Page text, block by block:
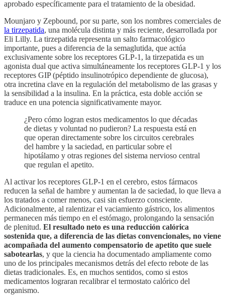
aprobado específicamente para el tratamiento de la obesidad.
Mounjaro y Zepbound, por su parte, son los nombres comerciales de
la tirzepatida, una molécula distinta y más reciente, desarrollada por
Eli Lilly. La tirzepatida representa un salto farmacológico
importante, pues a diferencia de la semaglutida, que actúa
exclusivamente sobre los receptores GLP-1, la tirzepatida es un
agonista dual que activa simultáneamente los receptores GLP-1 y los
receptores GIP (péptido insulinotrópico dependiente de glucosa),
otra incretina clave en la regulación del metabolismo de las grasas y
la sensibilidad a la insulina. En la práctica, esta doble acción se
traduce en una potencia significativamente mayor.
¿Pero cómo logran estos medicamentos lo que décadas
de dietas y voluntad no pudieron? La respuesta está en
que operan directamente sobre los circuitos cerebrales
del hambre y la saciedad, en particular sobre el
hipotálamo y otras regiones del sistema nervioso central
que regulan el apetito.
Al activar los receptores GLP-1 en el cerebro, estos fármacos
reducen la señal de hambre y aumentan la de saciedad, lo que lleva a
los tratados a comer menos, casi sin esfuerzo consciente.
Adicionalmente, al ralentizar el vaciamiento gástrico, los alimentos
permanecen más tiempo en el estómago, prolongando la sensación
de plenitud. El resultado neto es una reducción calórica
sostenida que, a diferencia de las dietas convencionales, no viene
acompañada del aumento compensatorio de apetito que suele
sabotearlas, y que la ciencia ha documentado ampliamente como
uno de los principales mecanismos detrás del efecto rebote de las
dietas tradicionales. Es, en muchos sentidos, como si estos
medicamentos lograran recalibrar el termostato calórico del
organismo.